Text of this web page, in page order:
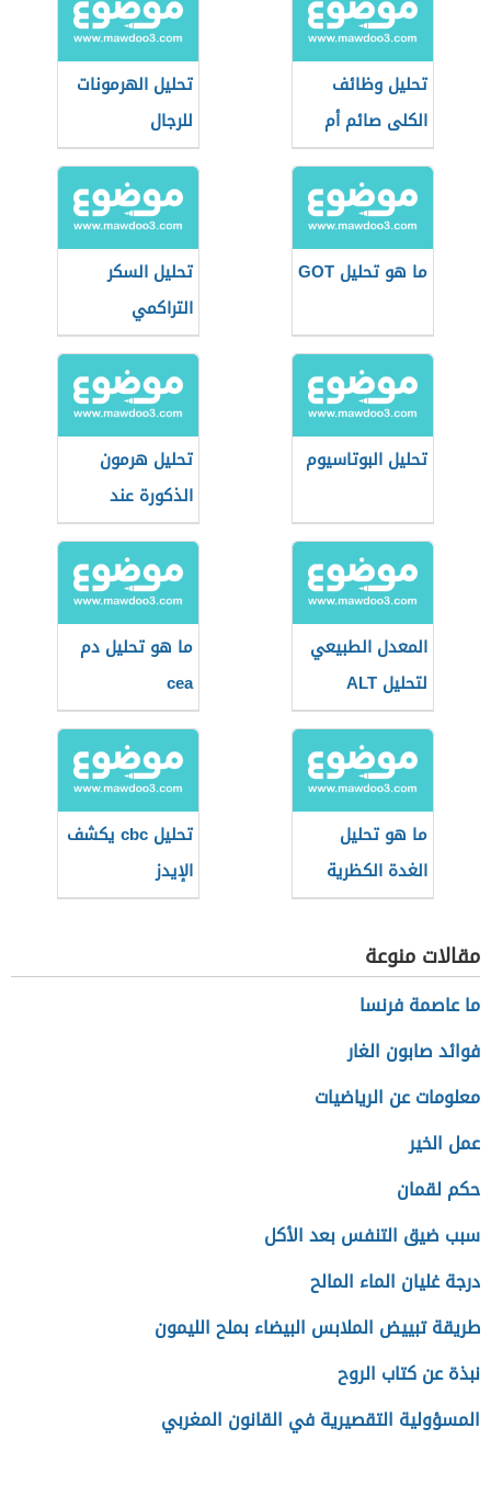
تحليل وظائف
الكلى صائم أم
فاطر
تحليل الهرمونات
للرجال
ما هو تحليل GOT
تحليل السكر
التراكمي
تحليل البوتاسيوم
تحليل هرمون
الذكورة عند
النساء
المعدل الطبيعي
لتحليل ALT
ما هو تحليل دم
cea
ما هو تحليل
الغدة الكظرية
تحليل cbc يكشف
الإيدز
مقالات منوعة
ما عاصمة فرنسا
فوائد صابون الغار
معلومات عن الرياضيات
عمل الخير
حكم لقمان
سبب ضيق التنفس بعد الأكل
درجة غليان الماء المالح
طريقة تبييض الملابس البيضاء بملح الليمون
نبذة عن كتاب الروح
المسؤولية التقصيرية في القانون المغربي